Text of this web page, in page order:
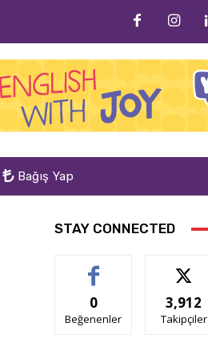
Bağış Yap
STAY CONNECTED
0
Beğenenler
3,912
Takipçiler